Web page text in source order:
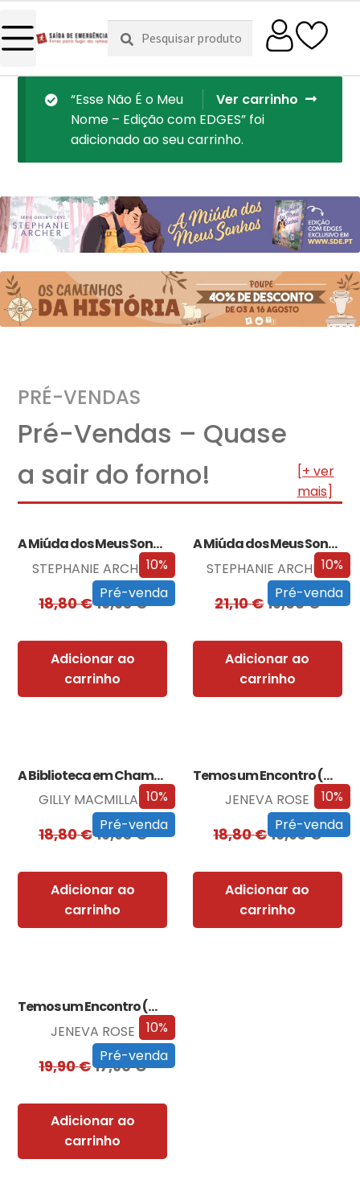
Pesquisar
por:
Pesquisa
Ver carrinho
“Esse Não É o Meu
Nome – Edição com EDGES” foi
adicionado ao seu carrinho.
PRÉ-VENDAS
Pré-Vendas – Quase
a sair do forno!
[+ ver
mais]
10%
Pré-venda
A Miúda dos Meus Sonhos
STEPHANIE ARCHER
18,80€16,93€
Adicionar ao
carrinho
10%
Pré-venda
A Miúda dos Meus Sonhos – Edição…
STEPHANIE ARCHER
21,10€19,00€
Adicionar ao
carrinho
10%
Pré-venda
A Biblioteca em Chamas
GILLY MACMILLAN
18,80€16,93€
Adicionar ao
carrinho
10%
Pré-venda
Temos um Encontro (Outra Vez)
JENEVA ROSE
18,80€16,93€
Adicionar ao
carrinho
10%
Pré-venda
Temos um Encontro (Outra Vez) – Edição…
JENEVA ROSE
19,90€17,90€
Adicionar ao
carrinho